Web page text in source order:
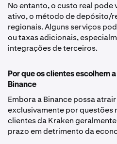
No entanto, o custo real pode
ativo, o método de depósito/
regionais. Alguns serviços
ou taxas adicionais,
integrações de terceiros.
Por que os clientes escolhem
Binance
Embora a Binance possa
exclusivamente por questões
clientes da Kraken
prazo em detrimento da